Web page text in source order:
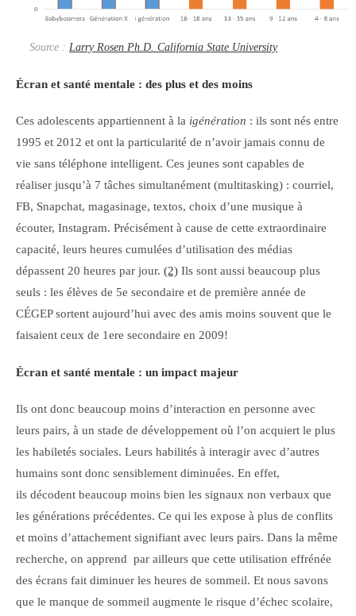
Source : Larry Rosen Ph.D. California State University
Écran et santé mentale : des plus et des moins
Ces adolescents appartiennent à la igénération : ils sont nés entre
1995 et 2012 et ont la particularité de n’avoir jamais connu de
vie sans téléphone intelligent. Ces jeunes sont capables de
réaliser jusqu’à 7 tâches simultanément (multitasking) : courriel,
FB, Snapchat, magasinage, textos, choix d’une musique à
écouter, Instagram. Précisément à cause de cette extraordinaire
capacité, leurs heures cumulées d’utilisation des médias
dépassent 20 heures par jour. (2) Ils sont aussi beaucoup plus
seuls : les élèves de 5e secondaire et de première année de
CÉGEP sortent aujourd’hui avec des amis moins souvent que le
faisaient ceux de 1ere secondaire en 2009!
Écran et santé mentale : un impact majeur
Ils ont donc beaucoup moins d’interaction en personne avec
leurs pairs, à un stade de développement où l’on acquiert le plus
les habiletés sociales. Leurs habilités à interagir avec d’autres
humains sont donc sensiblement diminuées. En effet,
ils décodent beaucoup moins bien les signaux non verbaux que
les générations précédentes. Ce qui les expose à plus de conflits
et moins d’attachement signifiant avec leurs pairs. Dans la même
recherche, on apprend par ailleurs que cette utilisation effrénée
des écrans fait diminuer les heures de sommeil. Et nous savons
que le manque de sommeil augmente le risque d’échec scolaire,